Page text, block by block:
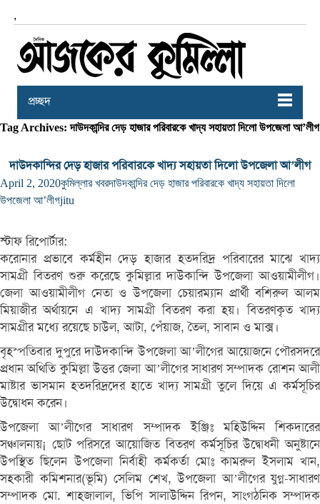
,
প্রচ্ছদ
Tag Archives: দাউদকান্দির দেড় হাজার পরিবারকে খাদ্য সহায়তা দিলো উপজেলা আ’লীগ
দাউদকান্দির দেড় হাজার পরিবারকে খাদ্য সহায়তা দিলো উপজেলা আ’লীগ
April 2, 2020কুমিল্লার খবরদাউদকান্দির দেড় হাজার পরিবারকে খাদ্য সহায়তা দিলো
উপজেলা আ’লীগjitu
স্টাফ রিপোর্টার:
করোনার প্রভাবে কর্মহীন দেড় হাজার হতদরিদ্র পরিবারের মাঝে খাদ্য
সামগ্রী বিতরণ শুরু করেছে কুমিল্লার দাউকান্দি উপজেলা আওয়ামীলীগ।
জেলা আওয়ামীলীগ নেতা ও উপজেলা চেয়ারম্যান প্রার্থী বশিরুল আলম
মিয়াজীর অর্থায়নে এ খাদ্য সামগ্রী বিতরণ করা হয়। বিতরণকৃত খাদ্য
সামগ্রীর মধ্যে রয়েছে চাউল, আটা, পেঁয়াজ, তৈল, সাবান ও মাক্স।
বৃহস্পতিবার দুপুরে দাউদকান্দি উপজেলা আ’লীগের আয়োজনে পৌরসদরে
প্রধান অথিতি কুমিল্লা উত্তর জেলা আ’লীগের সাধারণ সম্পাদক রোশন আলী
মাষ্টার ভাসমান হতদরিদ্রদের হাতে খাদ্য সামগ্রী তুলে দিয়ে এ কর্মসূচির
উদ্বোধন করেন।
উপজেলা আ’লীগের সাধারণ সম্পাদক ইঞ্জিঃ মহিউদ্দিন শিকদারের
সঞ্চালনায়¡ ছোট পরিসরে আয়োজিত বিতরণ কর্মসূচির উদ্বোধনী অনুষ্টানে
উপস্থিত ছিলেন উপজেলা নির্বাহী কর্মকর্তা মোঃ কামরুল ইসলাম খান,
সহকারী কমিশনার(ভূমি) সেলিম শেখ, উপজেলা আ’লীগের যুগ্ন-সাধারণ
সম্পাদক মো. শাহজালাল, ভিপি সালাউদ্দিন রিপন, সাংগঠনিক সম্পাদক